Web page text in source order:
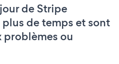
de Stripe
de temps et sont
ou